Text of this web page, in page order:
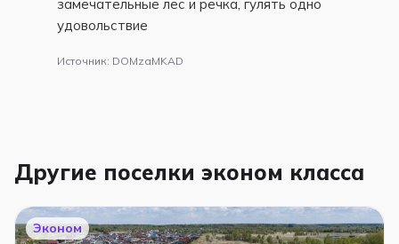
замечательные лес и речка, гулять одно
удовольствие
Источник: DOMzaMKAD
Другие поселки эконом класса
Эконом